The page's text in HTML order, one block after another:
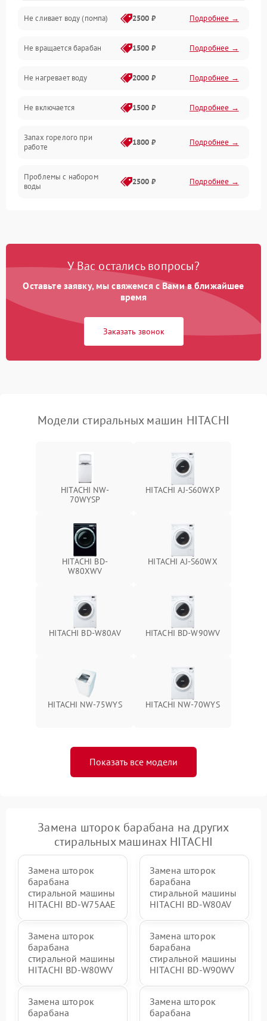
Водоснабжение
Слив
Программное обеспечение
Не сливает воду (помпа) 2500 ₽ Подробнее →
Не вращается барабан 1500 ₽ Подробнее →
Не нагревает воду 2000 ₽ Подробнее →
Не включается 1500 ₽ Подробнее →
Запах горелого при
работе
1800 ₽ Подробнее →
Проблемы с набором
воды
2500 ₽ Подробнее →
Замена платы управления 2200 ₽ Подробнее →
У Вас остались вопросы?
Оставьте заявку, мы свяжемся с Вами в ближайшее
время
Заказать звонок
Модели стиральных машин HITACHI
HITACHI NW-
70WYSP
HITACHI AJ-S60WXP
HITACHI BD-
W80XWV
HITACHI AJ-S60WX
HITACHI BD-W80AV HITACHI BD-W90WV
HITACHI NW-75WYS HITACHI NW-70WYS
Показать все модели
Замена шторок барабана на других
стиральных машинах HITACHI
Замена шторок
барабана
стиральной машины
HITACHI BD-W75AAE
Замена шторок
барабана
стиральной машины
HITACHI BD-W80AV
Замена шторок
барабана
стиральной машины
HITACHI BD-W80WV
Замена шторок
барабана
стиральной машины
HITACHI BD-W90WV
Замена шторок
барабана
Замена шторок
барабана